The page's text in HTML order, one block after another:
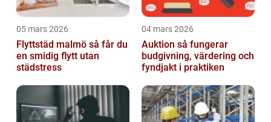
05 mars 2026
Flyttstäd malmö så får du
en smidig flytt utan
städstress
04 mars 2026
Auktion så fungerar
budgivning, värdering och
fyndjakt i praktiken